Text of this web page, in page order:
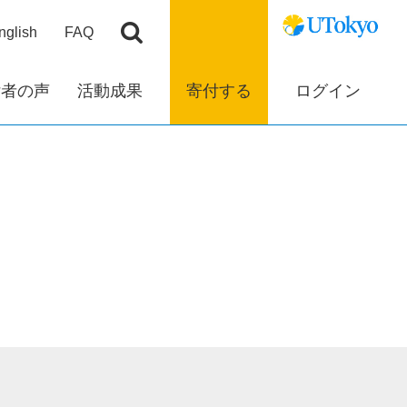
FAQ
の声 活動成果 寄付する ログイン